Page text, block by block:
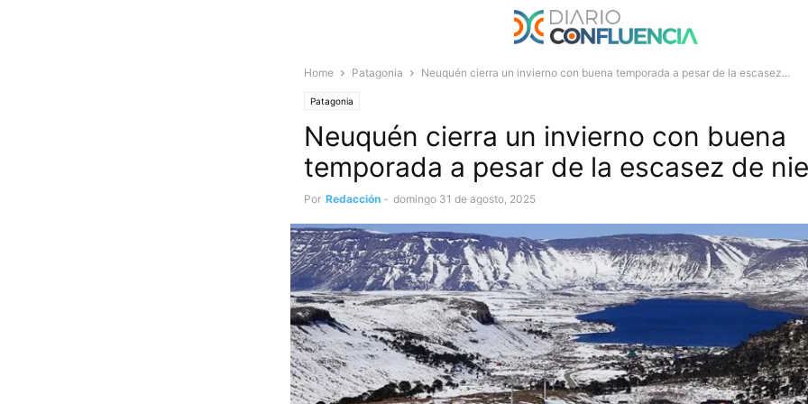
Home Patagonia Neuquén cierra un invierno con buena temporada a pesar de la escasez...
Patagonia
Neuquén cierra un invierno con buena
temporada a pesar de la escasez de
Por Redacción - domingo 31 de agosto, 2025